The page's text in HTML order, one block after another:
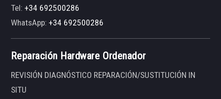
Tel:+34 692500286
WhatsApp:+34 692500286
Reparación Hardware Ordenador
REVISIÓN DIAGNÓSTICO REPARACIÓN/SUSTITUCIÓN IN
SITU